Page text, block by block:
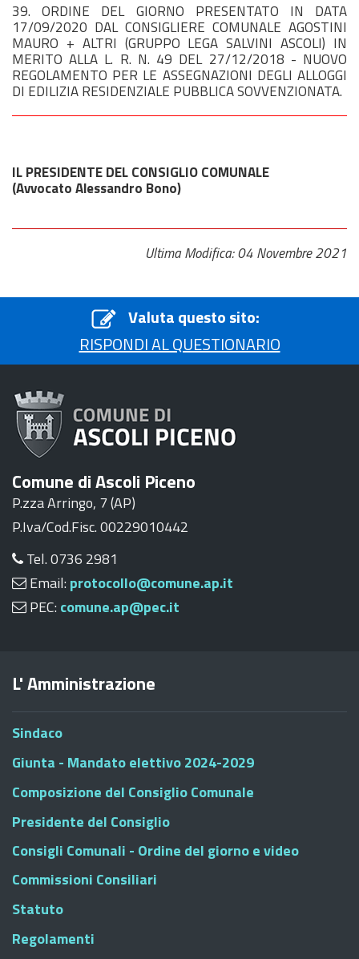
39. ORDINE DEL GIORNO PRESENTATO IN DATA
17/09/2020 DAL CONSIGLIERE COMUNALE AGOSTINI
MAURO + ALTRI (GRUPPO LEGA SALVINI ASCOLI) IN
MERITO ALLA L. R. N. 49 DEL 27/12/2018 - NUOVO
REGOLAMENTO PER LE ASSEGNAZIONI DEGLI ALLOGGI
DI EDILIZIA RESIDENZIALE PUBBLICA SOVVENZIONATA.
IL PRESIDENTE DEL CONSIGLIO COMUNALE
(Avvocato Alessandro Bono)
Ultima Modifica: 04 Novembre 2021
Valuta questo sito:
RISPONDI AL QUESTIONARIO
Comune di Ascoli Piceno
P.zza Arringo, 7 (AP)
P.Iva/Cod.Fisc. 00229010442
Tel. 0736 2981
Email: protocollo@comune.ap.it
PEC: comune.ap@pec.it
L' Amministrazione
Sindaco
Giunta - Mandato elettivo 2024-2029
Composizione del Consiglio Comunale
Presidente del Consiglio
Consigli Comunali - Ordine del giorno e video
Commissioni Consiliari
Statuto
Regolamenti